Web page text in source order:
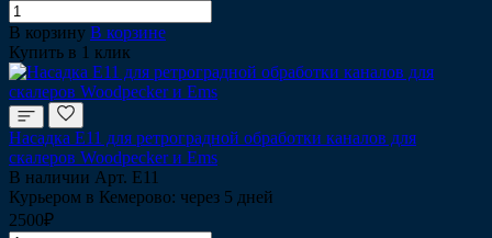
В корзину В корзине
Купить в 1 клик
Насадка Е11 для ретроградной обработки каналов для
скалеров Woodpecker и Ems
В наличии Арт. Е11
Курьером в Кемерово: через 5 дней
2500₽